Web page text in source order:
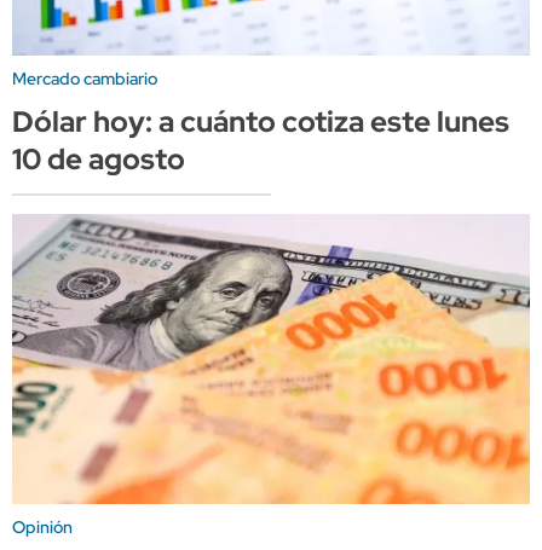
Mercado cambiario
Dólar hoy: a cuánto cotiza este lunes
10 de agosto
Opinión